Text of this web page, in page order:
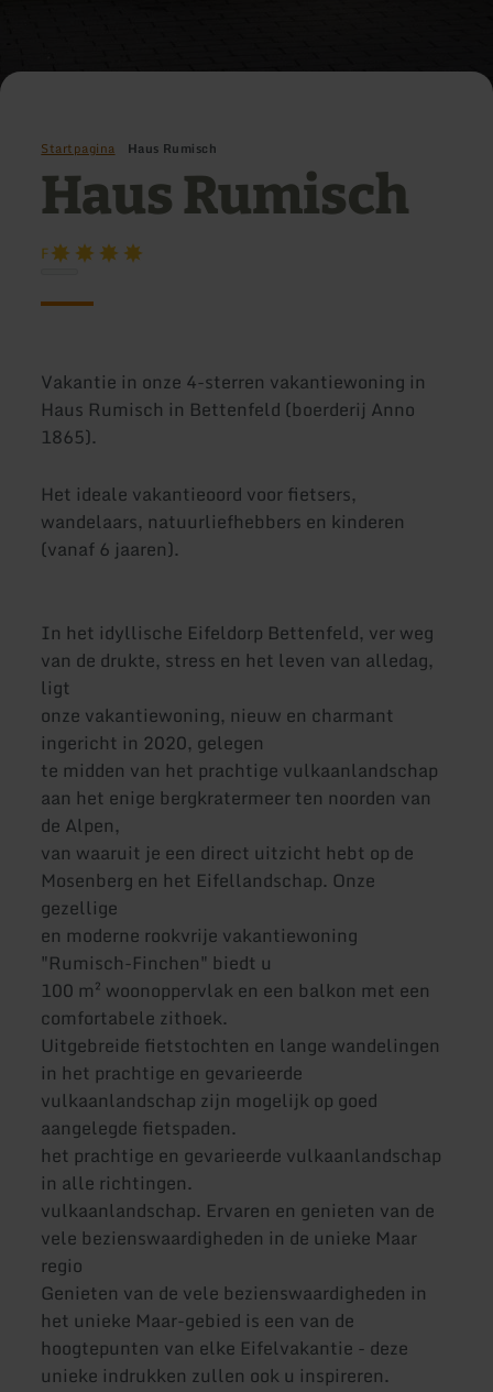
Startpagina Haus Rumisch
Haus Rumisch
F
Vakantie in onze 4-sterren vakantiewoning in
Haus Rumisch in Bettenfeld (boerderij Anno
1865).
Het ideale vakantieoord voor fietsers,
wandelaars, natuurliefhebbers en kinderen
(vanaf 6 jaaren).
In het idyllische Eifeldorp Bettenfeld, ver weg
van de drukte, stress en het leven van alledag,
ligt
onze vakantiewoning, nieuw en charmant
ingericht in 2020, gelegen
te midden van het prachtige vulkaanlandschap
aan het enige bergkratermeer ten noorden van
de Alpen,
van waaruit je een direct uitzicht hebt op de
Mosenberg en het Eifellandschap. Onze
gezellige
en moderne rookvrije vakantiewoning
"Rumisch-Finchen" biedt u
100 m² woonoppervlak en een balkon met een
comfortabele zithoek.
Uitgebreide fietstochten en lange wandelingen
in het prachtige en gevarieerde
vulkaanlandschap zijn mogelijk op goed
aangelegde fietspaden.
het prachtige en gevarieerde vulkaanlandschap
in alle richtingen.
vulkaanlandschap. Ervaren en genieten van de
vele bezienswaardigheden in de unieke Maar
regio
Genieten van de vele bezienswaardigheden in
het unieke Maar-gebied is een van de
hoogtepunten van elke Eifelvakantie - deze
unieke indrukken zullen ook u inspireren.